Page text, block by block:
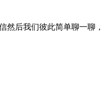
然后我们彼此简单聊一聊